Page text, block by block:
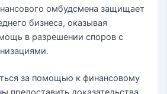
омбудсмена защищает
бизнеса, оказывая
в разрешении споров с
за помощью к финансовому